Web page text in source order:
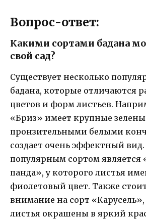
Вопрос-ответ:
Какими сортами бадана
свой сад?
Существует несколько
бадана, которые отличаются
цветов и форм листьев.
«Бриз» имеет крупные
пронзительными белыми
создает очень эффектный
популярным сортом
панда», у которого листья
фиолетовый цвет. Также
внимание на сорт «Карусель»,
листья окрашены в яркий